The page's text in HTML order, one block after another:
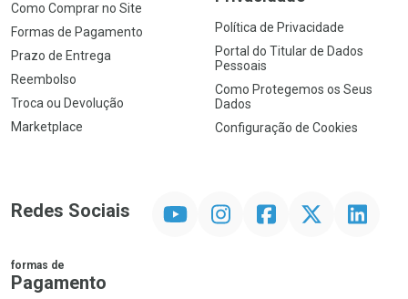
Como Comprar no Site
Formas de Pagamento
Prazo de Entrega
Reembolso
Troca ou Devolução
Marketplace
Política de Privacidade
Portal do Titular de Dados
Pessoais
Como Protegemos os Seus
Dados
Configuração de Cookies
Redes Sociais InstagramFacebookTwitter Linkedin
formas de
Pagamento